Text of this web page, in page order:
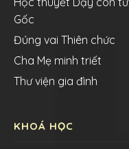
Gốc
Đúng vai Thiên chức
Cha Mẹ minh triết
Thư viện gia đình
KHOÁ HỌC